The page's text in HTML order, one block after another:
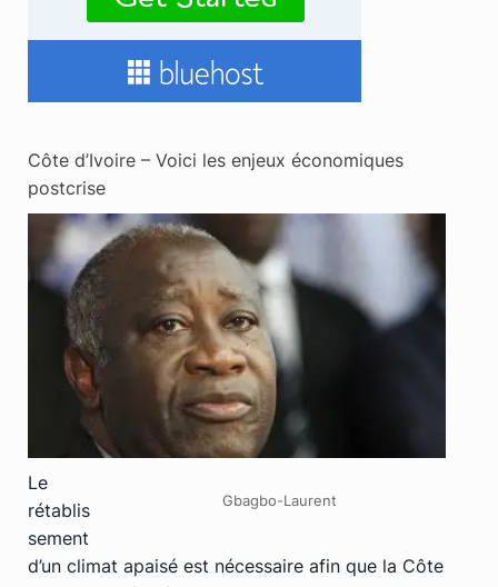
Côte d’Ivoire – Voici les enjeux économiques
postcrise
Gbagbo-Laurent
Le
rétablis
sement
d’un climat apaisé est nécessaire afin que la Côte